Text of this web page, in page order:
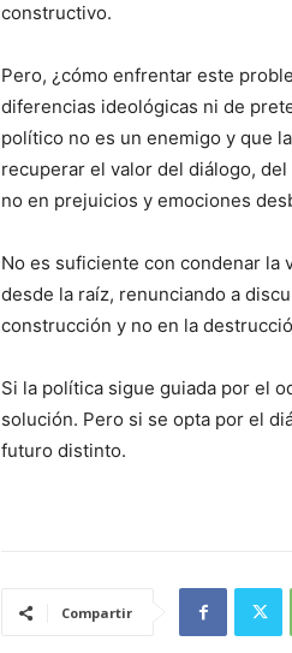
constructivo.
Pero, ¿cómo enfrentar este
diferencias ideológicas ni de
político no es un enemigo y que
recuperar el valor del diálogo,
no en prejuicios y emociones
No es suficiente con condenar la
desde la raíz, renunciando a
construcción y no en la
Si la política sigue guiada por el
solución. Pero si se opta por el
futuro distinto.
Compartir